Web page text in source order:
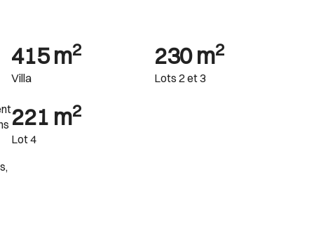
415 m2
Villa
230 m2
Lots 2 et 3
221 m2
Lot 4